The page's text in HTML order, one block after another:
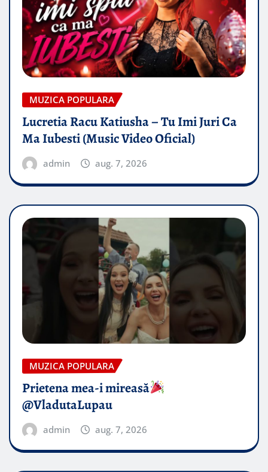
MUZICA POPULARA
Lucretia Racu Katiusha – Tu Imi Juri Ca
Ma Iubesti (Music Video Oficial)
admin aug. 7, 2026
MUZICA POPULARA
Prietena mea-i mireasă​
@VladutaLupau
admin aug. 7, 2026